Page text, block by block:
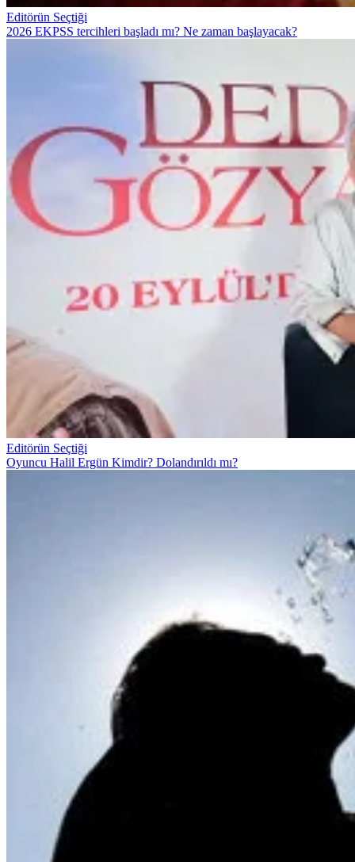
Editörün Seçtiği
2026 EKPSS tercihleri başladı mı? Ne zaman başlayacak?
Editörün Seçtiği
Oyuncu Halil Ergün Kimdir? Dolandırıldı mı?